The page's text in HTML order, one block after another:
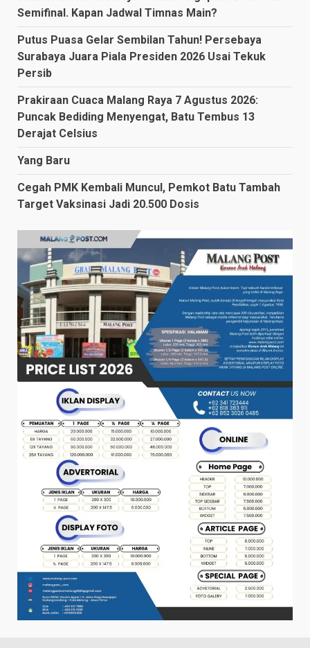
Semifinal. Kapan Jadwal Timnas Main?
Putus Puasa Gelar Sembilan Tahun! Persebaya
Surabaya Juara Piala Presiden 2026 Usai Tekuk
Persib
Prakiraan Cuaca Malang Raya 7 Agustus 2026:
Puncak Bediding Menyengat, Batu Tembus 13
Derajat Celsius
Yang Baru
Cegah PMK Kembali Muncul, Pemkot Batu Tambah
Target Vaksinasi Jadi 20.500 Dosis